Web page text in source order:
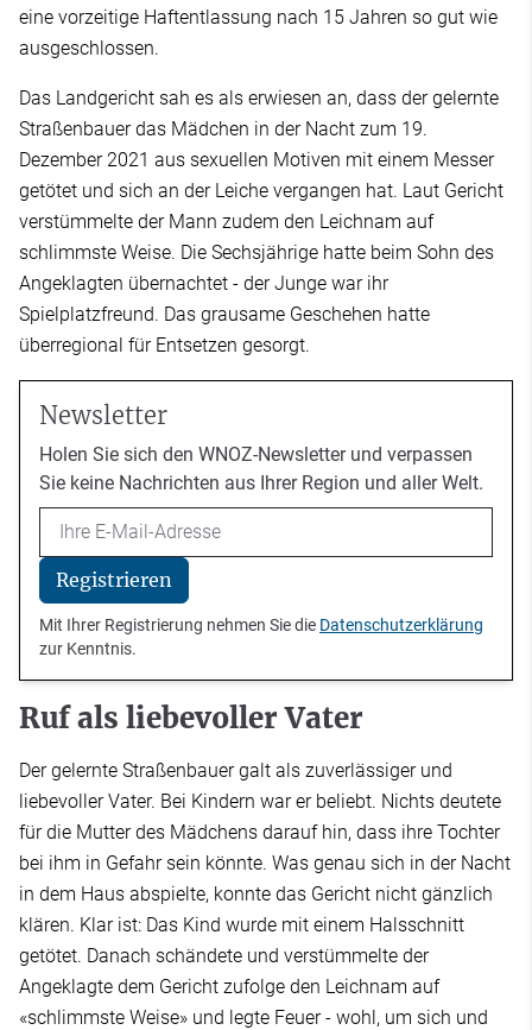
eine vorzeitige Haftentlassung nach 15 Jahren so gut wie
ausgeschlossen.
Das Landgericht sah es als erwiesen an, dass der gelernte
Straßenbauer das Mädchen in der Nacht zum 19.
Dezember 2021 aus sexuellen Motiven mit einem Messer
getötet und sich an der Leiche vergangen hat. Laut Gericht
verstümmelte der Mann zudem den Leichnam auf
schlimmste Weise. Die Sechsjährige hatte beim Sohn des
Angeklagten übernachtet - der Junge war ihr
Spielplatzfreund. Das grausame Geschehen hatte
überregional für Entsetzen gesorgt.
Newsletter
Holen Sie sich den WNOZ-Newsletter und verpassen
Sie keine Nachrichten aus Ihrer Region und aller Welt.
Email
Registrieren
Mit Ihrer Registrierung nehmen Sie die Datenschutzerklärung
zur Kenntnis.
Ruf als liebevoller Vater
Der gelernte Straßenbauer galt als zuverlässiger und
liebevoller Vater. Bei Kindern war er beliebt. Nichts deutete
für die Mutter des Mädchens darauf hin, dass ihre Tochter
bei ihm in Gefahr sein könnte. Was genau sich in der Nacht
in dem Haus abspielte, konnte das Gericht nicht gänzlich
klären. Klar ist: Das Kind wurde mit einem Halsschnitt
getötet. Danach schändete und verstümmelte der
Angeklagte dem Gericht zufolge den Leichnam auf
«schlimmste Weise» und legte Feuer - wohl, um sich und